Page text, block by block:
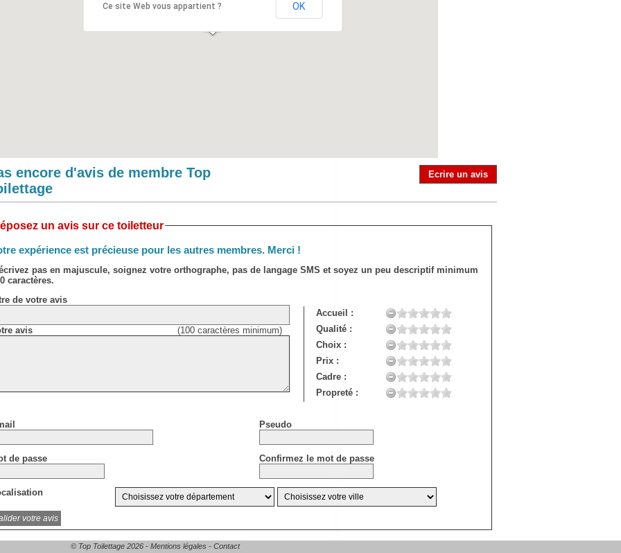
Ce site Web vous appartient ? OK
encore d'avis de membre Top
Ecrire un avis
un avis sur ce toiletteur
expérience est précieuse pour les autres membres. Merci !
pas en majuscule, soignez votre orthographe, pas de langage SMS et soyez un peu descriptif minimum
caractères.
de votre avis
avis (100 caractères minimum)
Accueil :
Qualité :
Choix :
Prix :
Cadre :
Propreté :
Pseudo
de passe Confirmez le mot de passe
© Top Toilettage 2026 - Mentions légales - Contact